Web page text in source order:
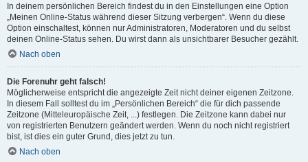
In deinem persönlichen Bereich findest du in den Einstellungen eine Option
„Meinen Online-Status während dieser Sitzung verbergen“. Wenn du diese
Option einschaltest, können nur Administratoren, Moderatoren und du selbst
deinen Online-Status sehen. Du wirst dann als unsichtbarer Besucher gezählt.
Nach oben
Die Forenuhr geht falsch!
Möglicherweise entspricht die angezeigte Zeit nicht deiner eigenen Zeitzone.
In diesem Fall solltest du im „Persönlichen Bereich“ die für dich passende
Zeitzone (Mitteleuropäische Zeit, ...) festlegen. Die Zeitzone kann dabei nur
von registrierten Benutzern geändert werden. Wenn du noch nicht registriert
bist, ist dies ein guter Grund, dies jetzt zu tun.
Nach oben